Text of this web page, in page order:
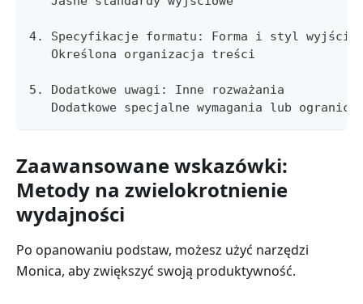
4. Specyfikacje formatu: Forma i styl wyjścia
   Określona organizacja treści
5. Dodatkowe uwagi: Inne rozważania
Dodatkowe specjalne wymagania lub
Zaawansowane wskazówki:
Metody na zwielokrotnienie
wydajności
Po opanowaniu podstaw, możesz użyć narzędzi
Monica, aby zwiększyć swoją produktywność.